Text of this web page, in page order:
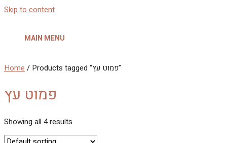
Skip to content
MAIN MENU
Home / Products tagged “פמוט עץ”
פמוט עץ
Showing all 4 results